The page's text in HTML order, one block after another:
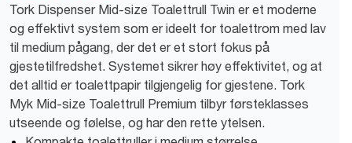
Tork Dispenser Mid-size Toalettrull Twin er et moderne
og effektivt system som er ideelt for toalettrom med lav
til medium pågang, der det er et stort fokus på
gjestetilfredshet. Systemet sikrer høy effektivitet, og at
det alltid er toalettpapir tilgjengelig for gjestene. Tork
Myk Mid-size Toalettrull Premium tilbyr førsteklasses
utseende og følelse, og har den rette ytelsen.